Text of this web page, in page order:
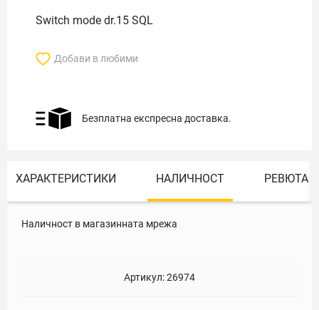
Switch mode dr.15 SQL
Добави в любими
Безплатна експресна доставка.
ХАРАКТЕРИСТИКИ НАЛИЧНОСТ РЕВЮТА
Наличност в магазинната мрежа
Артикул:26974